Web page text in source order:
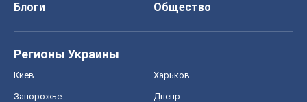
Блоги
Общество
Регионы Украины
Киев Харьков
Запорожье Днепр